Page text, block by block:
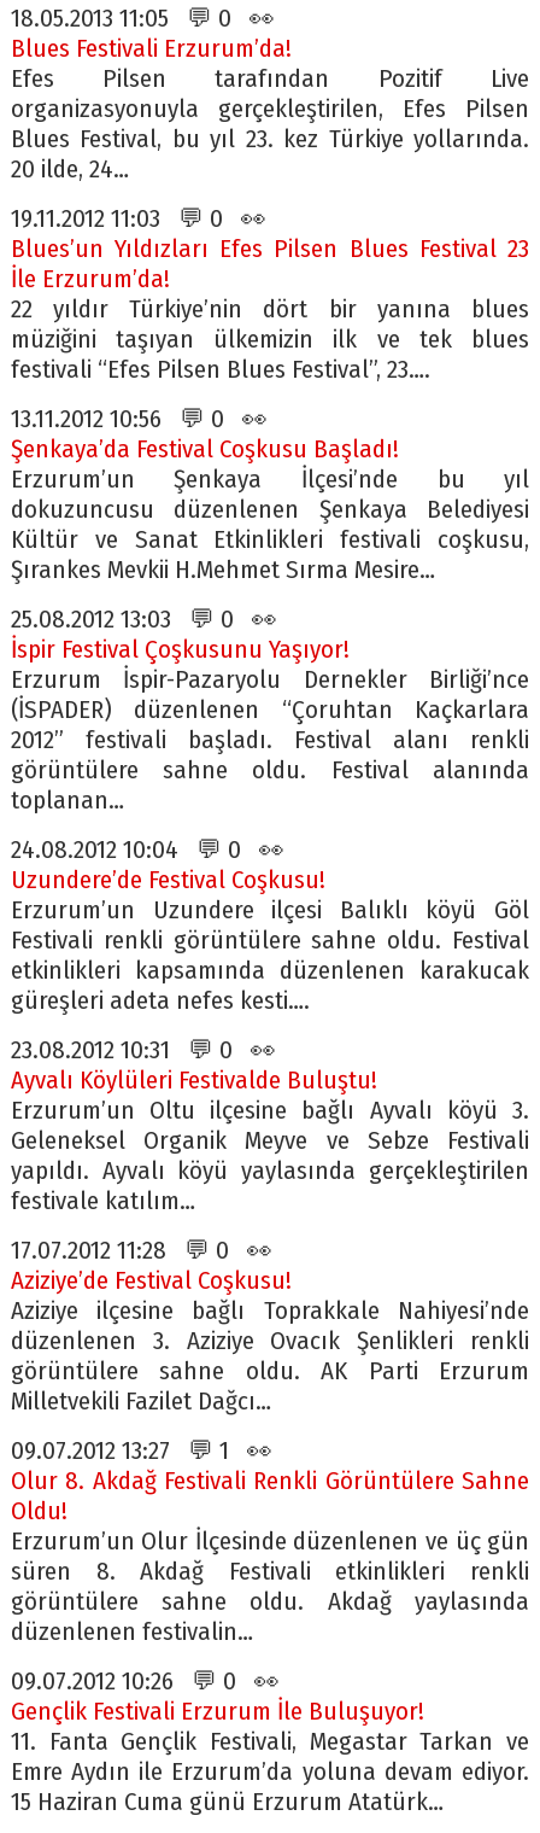
18.05.2013 11:05 💬 0 👀
Blues Festivali Erzurum’da!
Efes Pilsen tarafından Pozitif Live
organizasyonuyla gerçekleştirilen, Efes Pilsen
Blues Festival, bu yıl 23. kez Türkiye yollarında.
20 ilde, 24…
19.11.2012 11:03 💬 0 👀
Blues’un Yıldızları Efes Pilsen Blues Festival 23
İle Erzurum’da!
22 yıldır Türkiye’nin dört bir yanına blues
müziğini taşıyan ülkemizin ilk ve tek blues
festivali “Efes Pilsen Blues Festival”, 23….
13.11.2012 10:56 💬 0 👀
Şenkaya’da Festival Coşkusu Başladı!
Erzurum’un Şenkaya İlçesi’nde bu yıl
dokuzuncusu düzenlenen Şenkaya Belediyesi
Kültür ve Sanat Etkinlikleri festivali coşkusu,
Şırankes Mevkii H.Mehmet Sırma Mesire…
25.08.2012 13:03 💬 0 👀
İspir Festival Çoşkusunu Yaşıyor!
Erzurum İspir-Pazaryolu Dernekler Birliği’nce
(İSPADER) düzenlenen “Çoruhtan Kaçkarlara
2012” festivali başladı. Festival alanı renkli
görüntülere sahne oldu. Festival alanında
toplanan…
24.08.2012 10:04 💬 0 👀
Uzundere’de Festival Coşkusu!
Erzurum’un Uzundere ilçesi Balıklı köyü Göl
Festivali renkli görüntülere sahne oldu. Festival
etkinlikleri kapsamında düzenlenen karakucak
güreşleri adeta nefes kesti….
23.08.2012 10:31 💬 0 👀
Ayvalı Köylüleri Festivalde Buluştu!
Erzurum’un Oltu ilçesine bağlı Ayvalı köyü 3.
Geleneksel Organik Meyve ve Sebze Festivali
yapıldı. Ayvalı köyü yaylasında gerçekleştirilen
festivale katılım…
17.07.2012 11:28 💬 0 👀
Aziziye’de Festival Coşkusu!
Aziziye ilçesine bağlı Toprakkale Nahiyesi’nde
düzenlenen 3. Aziziye Ovacık Şenlikleri renkli
görüntülere sahne oldu. AK Parti Erzurum
Milletvekili Fazilet Dağcı…
09.07.2012 13:27 💬 1 👀
Olur 8. Akdağ Festivali Renkli Görüntülere Sahne
Oldu!
Erzurum’un Olur İlçesinde düzenlenen ve üç gün
süren 8. Akdağ Festivali etkinlikleri renkli
görüntülere sahne oldu. Akdağ yaylasında
düzenlenen festivalin…
09.07.2012 10:26 💬 0 👀
Gençlik Festivali Erzurum İle Buluşuyor!
11. Fanta Gençlik Festivali, Megastar Tarkan ve
Emre Aydın ile Erzurum’da yoluna devam ediyor.
15 Haziran Cuma günü Erzurum Atatürk…